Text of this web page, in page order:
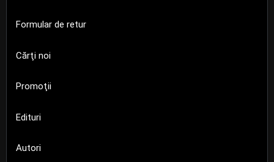
Formular de retur
Cărţi noi
Promoţii
Edituri
Autori